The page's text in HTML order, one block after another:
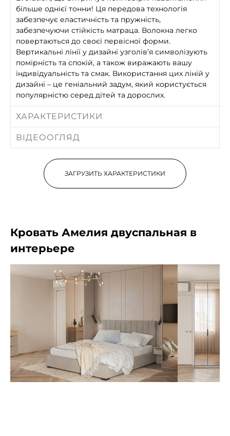
більше однієї тонни! Ця передова технологія
забезпечує еластичність та пружність,
забезпечуючи стійкість матраца. Волокна легко
повертаються до своєї первісної форми.
Вертикальні лінії у дизайні узголів’я символізують
помірність та спокій, а також виражають вашу
індивідуальність та смак. Використання цих ліній у
дизайні – це геніальний задум, який користується
популярністю серед дітей та дорослих.
ХАРАКТЕРИСТИКИ
ВІДЕООГЛЯД
ЗАГРУЗИТЬ ХАРАКТЕРИСТИКИ
Кровать Амелия двуспальная в
интерьере